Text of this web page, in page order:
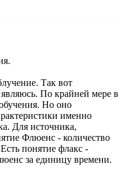
Так вот
По крайней мере в
Но оно
именно
Для источника,
Флюенс - количество
понятие флакс -
за единицу времени.